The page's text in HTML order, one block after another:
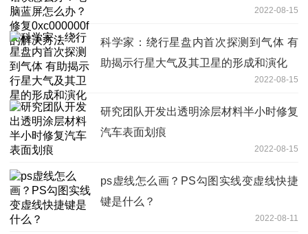
2022-08-15
科学家：绕行星盘内首次探测到气体 有
助揭示行星大气及其卫星的形成和演化
2022-08-15
研究团队开发出透明涂层材料半小时修复
汽车表面划痕
2022-08-15
ps虚线怎么画？PS勾图实线变虚线快捷
键是什么？
2022-08-11